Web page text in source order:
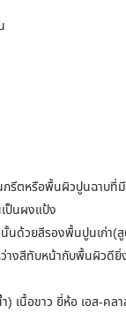
กรีตหรือพื้นผิวปูนฉาบที่
ป็นผงแป้ง
นด้วยสีรองพื้นปูนเก่า(
ว่างสีทับหน้ากับพื้นผิวดี
เนื้อขาว ยี่ห้อ เอส-คล